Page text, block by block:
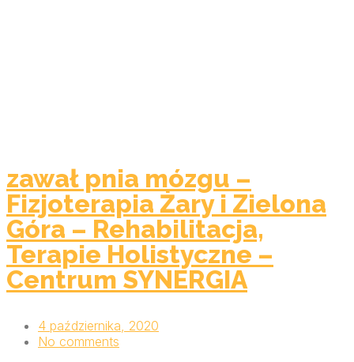
zawał pnia mózgu –
Fizjoterapia Żary i Zielona
Góra – Rehabilitacja,
Terapie Holistyczne –
Centrum SYNERGIA
4 października, 2020
No comments